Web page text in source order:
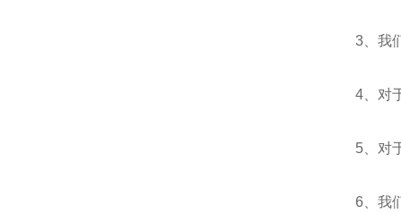
3、我
4、对
5、对
6、我